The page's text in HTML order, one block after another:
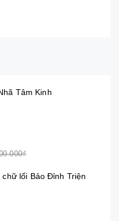
Tâm Kinh
chữ lối Bảo Đỉnh Triện